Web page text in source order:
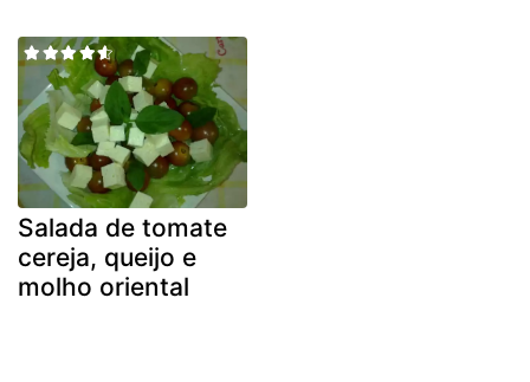
Salada de tomate
cereja, queijo e
molho oriental